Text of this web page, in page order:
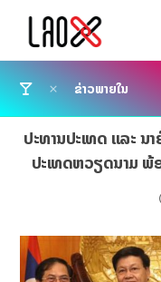
ຂ່າວພາຍໃນ
ປະທານປະເທດ ແລະ
ປະເທດຫວຽດນາມ ພ້